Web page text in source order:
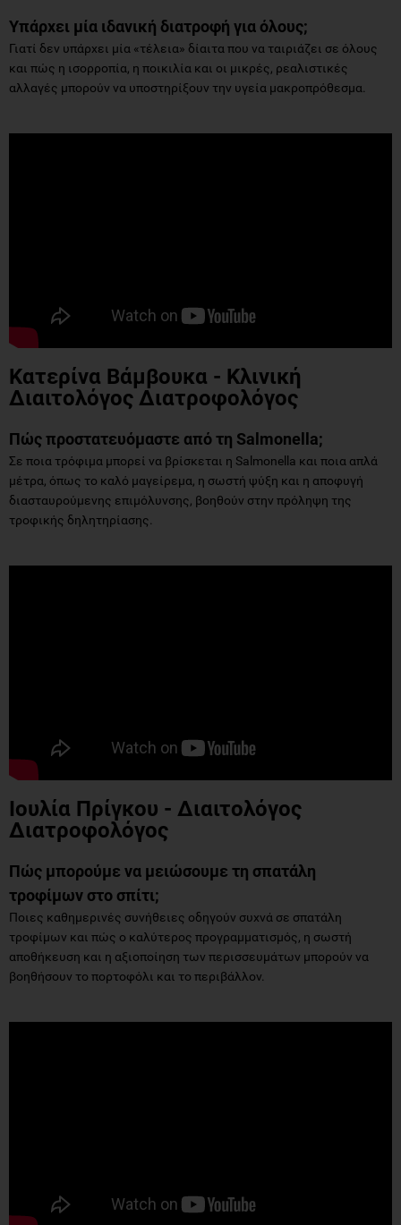
Υπάρχει μία ιδανική διατροφή για όλους;
Γιατί δεν υπάρχει μία «τέλεια» δίαιτα που να ταιριάζει σε όλους
και πώς η ισορροπία, η ποικιλία και οι μικρές, ρεαλιστικές
αλλαγές μπορούν να υποστηρίξουν την υγεία μακροπρόθεσμα.
Κατερίνα Βάμβουκα - Κλινική
Διαιτολόγος Διατροφολόγος
Πώς προστατευόμαστε από τη Salmonella;
Σε ποια τρόφιμα μπορεί να βρίσκεται η Salmonella και ποια απλά
μέτρα, όπως το καλό μαγείρεμα, η σωστή ψύξη και η αποφυγή
διασταυρούμενης επιμόλυνσης, βοηθούν στην πρόληψη της
τροφικής δηλητηρίασης.
Ιουλία Πρίγκου - Διαιτολόγος
Διατροφολόγος
Πώς μπορούμε να μειώσουμε τη σπατάλη
τροφίμων στο σπίτι;
Ποιες καθημερινές συνήθειες οδηγούν συχνά σε σπατάλη
τροφίμων και πώς ο καλύτερος προγραμματισμός, η σωστή
αποθήκευση και η αξιοποίηση των περισσευμάτων μπορούν να
βοηθήσουν το πορτοφόλι και το περιβάλλον.